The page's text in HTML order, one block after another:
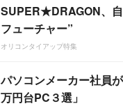
SUPER★DRAGON、
フューチャー”
オリコンタイアップ特集
パソコンメーカー社員
万円台PC３選」